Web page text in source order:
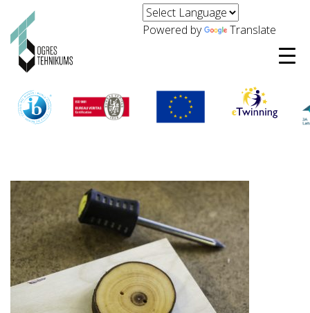
Powered by Translate